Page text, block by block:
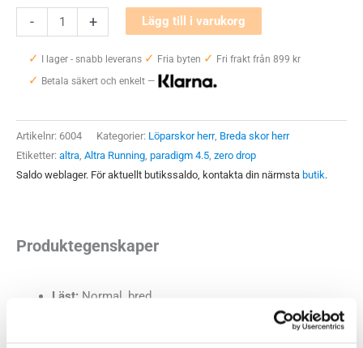
-
Paradigm
4.5
mängd
+ Lägg till i varukorg
✓ I lager - snabb leverans ✓ Fria byten ✓ Fri frakt från 899 kr
✓ Betala säkert och enkelt —
Artikelnr: 6004 Kategorier: Löparskor herr, Breda skor herr
Etiketter: altra Altra Running paradigm 4.5 zero drop
Saldo weblager. För aktuellt butikssaldo, kontakta din närmsta butik.
Produktegenskaper
Läst:Normal, bred
Vikt:298g